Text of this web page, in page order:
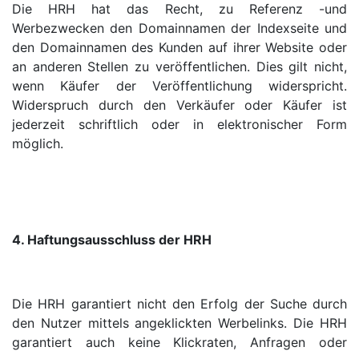
Die HRH hat das Recht, zu Referenz -und
Werbezwecken den Domainnamen der Indexseite und
den Domainnamen des Kunden auf ihrer Website oder
an anderen Stellen zu veröffentlichen. Dies gilt nicht,
wenn Käufer der Veröffentlichung widerspricht.
Widerspruch durch den Verkäufer oder Käufer ist
jederzeit schriftlich oder in elektronischer Form
möglich.
4. Haftungsausschluss der HRH
Die HRH garantiert nicht den Erfolg der Suche durch
den Nutzer mittels angeklickten Werbelinks. Die HRH
garantiert auch keine Klickraten, Anfragen oder